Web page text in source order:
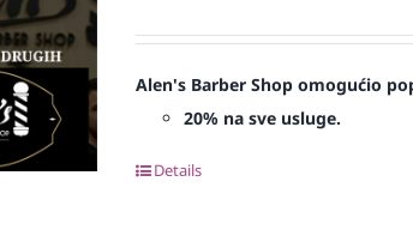
Alen's Barber Shop omogućio
20% na sve usluge.
Details